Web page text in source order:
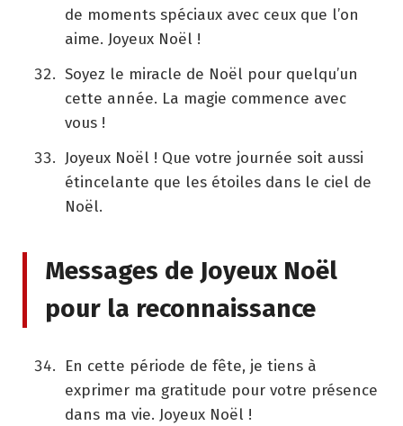
de moments spéciaux avec ceux que l’on
aime. Joyeux Noël !
Soyez le miracle de Noël pour quelqu’un
cette année. La magie commence avec
vous !
Joyeux Noël ! Que votre journée soit aussi
étincelante que les étoiles dans le ciel de
Noël.
Messages de Joyeux Noël
pour la reconnaissance
En cette période de fête, je tiens à
exprimer ma gratitude pour votre présence
dans ma vie. Joyeux Noël !